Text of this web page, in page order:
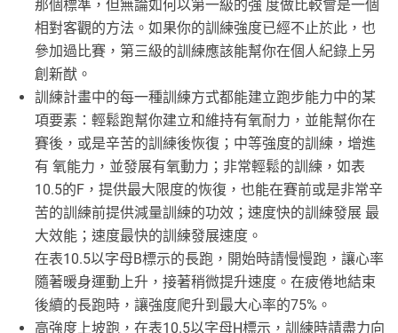
那個標準，但無論如何以第一級的強 度做比較會是一個
相對客觀的方法。如果你的訓練強度已經不止於此，也
參加過比賽，第三級的訓練應該能幫你在個人紀錄上另
創新猷。
訓練計畫中的每一種訓練方式都能建立跑步能力中的某
項要素：輕鬆跑幫你建立和維持有氧耐力，並能幫你在
賽後，或是辛苦的訓練後恢復；中等強度的訓練，增進
有 氧能力，並發展有氧動力；非常輕鬆的訓練，如表
10.5的F，提供最大限度的恢復，也能在賽前或是非常辛
苦的訓練前提供減量訓練的功效；速度快的訓練發展 最
大效能；速度最快的訓練發展速度。
在表10.5以字母B標示的長跑，開始時請慢慢跑，讓心率
隨著暖身運動上升，接著稍微提升速度。在疲倦地結束
後續的長跑時，讓強度爬升到最大心率的75%。
高強度上坡跑，在表10.5以字母H標示，訓練時請盡力向